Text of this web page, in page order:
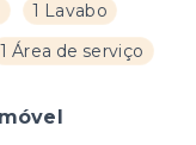
1 Lavabo
1 Área de serviço